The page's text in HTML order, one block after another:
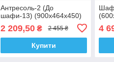
Антресоль-2 (До
шафи-13) (900х464х450)
2 209,50₴ 2 455 ₴
Купити
4